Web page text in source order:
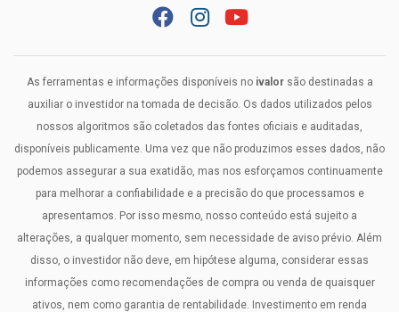
As ferramentas e informações disponíveis no ivalorsão destinadas a
auxiliar o investidor na tomada de decisão. Os dados utilizados pelos
nossos algoritmos são coletados das fontes oficiais e auditadas,
disponíveis publicamente. Uma vez que não produzimos esses dados, não
podemos assegurar a sua exatidão, mas nos esforçamos continuamente
para melhorar a confiabilidade e a precisão do que processamos e
apresentamos. Por isso mesmo, nosso conteúdo está sujeito a
alterações, a qualquer momento, sem necessidade de aviso prévio. Além
disso, o investidor não deve, em hipótese alguma, considerar essas
informações como recomendações de compra ou venda de quaisquer
ativos, nem como garantia de rentabilidade. Investimento em renda